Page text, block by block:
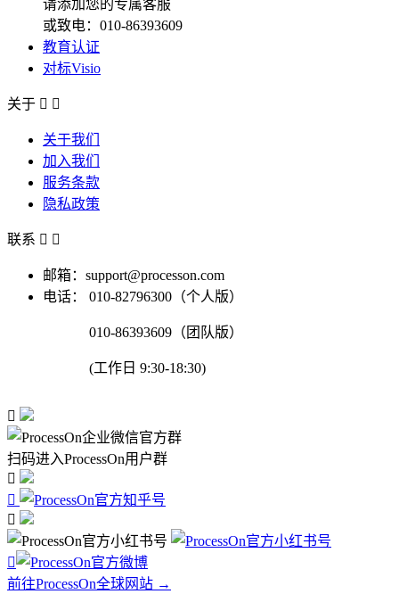
请添加您的专属客服
或致电：010-86393609
教育认证
对标Visio
关于  
关于我们
加入我们
服务条款
隐私政策
联系  
邮箱：support@processon.com
电话：
010-82796300（个人版）
010-86393609（团队版）
(工作日 9:30-18:30)

扫码进入ProcessOn用户群




前往ProcessOn全球网站 →